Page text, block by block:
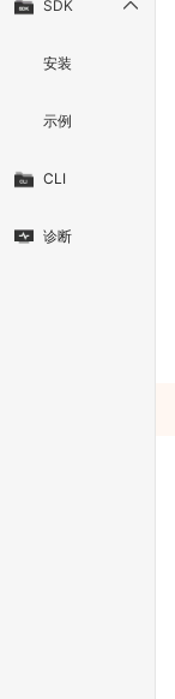
SDK
安装
示例
CLI
诊断